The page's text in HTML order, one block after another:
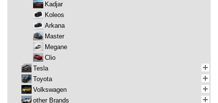
Kadjar
Koleos
Arkana
Master
Megane
Clio
Tesla
Toyota
Volkswagen
other Brands